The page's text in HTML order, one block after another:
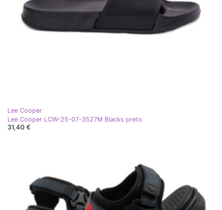
Lee Cooper
Lee Cooper LCW-25-07-3527M Blacks preto
31,40 €